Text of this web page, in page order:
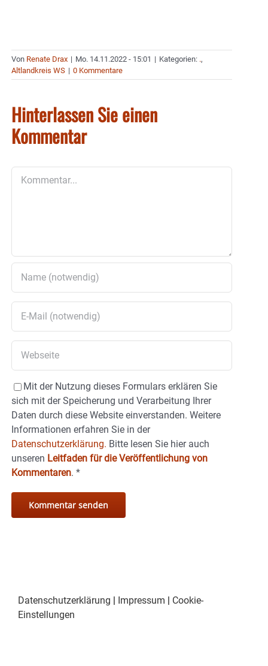
Von Renate Drax | Mo. 14.11.2022 - 15:01 | Kategorien: .,
Altlandkreis WS | 0 Kommentare
Hinterlassen Sie einen
Kommentar
Mit der Nutzung dieses Formulars erklären Sie
sich mit der Speicherung und Verarbeitung Ihrer
Daten durch diese Website einverstanden. Weitere
Informationen erfahren Sie in der
Datenschutzerklärung. Bitte lesen Sie hier auch
unseren Leitfaden für die Veröffentlichung von
Kommentaren. *
Datenschutzerklärung | Impressum | Cookie-
Einstellungen